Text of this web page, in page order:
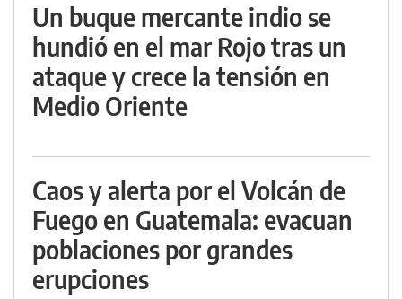
Un buque mercante indio se
hundió en el mar Rojo tras un
ataque y crece la tensión en
Medio Oriente
Caos y alerta por el Volcán de
Fuego en Guatemala: evacuan
poblaciones por grandes
erupciones